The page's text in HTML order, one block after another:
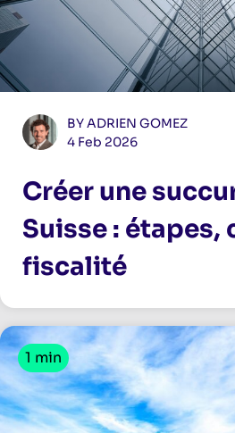
BY ADRIEN GOMEZ
4 Feb 2026
Créer une
Suisse : étapes,
fiscalité
1 min